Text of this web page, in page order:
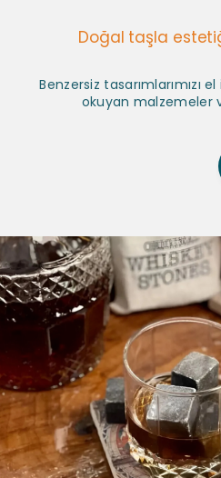
Doğal taşla
Benzersiz tasarımlarımızı
okuyan malzemeler